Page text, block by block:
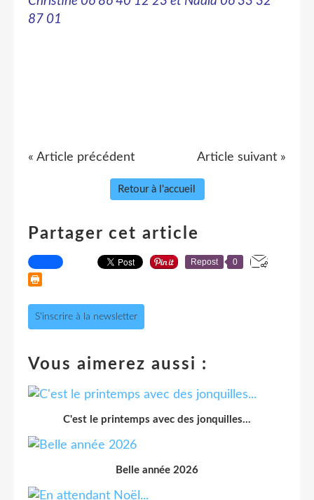
87 01
« Article précédent Article suivant »
Retour à l'accueil
Partager cet article
Repost 0
S'inscrire à la newsletter
Vous aimerez aussi :
C'est le printemps avec des jonquilles...
Belle année 2026